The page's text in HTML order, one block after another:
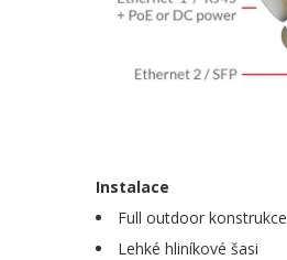
Instalace
Full outdoor konstrukce
Lehké hliníkové šasi